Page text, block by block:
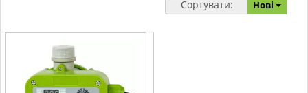
Сортувати: Нові